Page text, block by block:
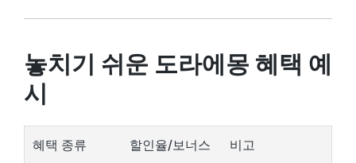
놓치기 쉬운 도라에몽 혜택 예
시
혜택 종류 할인율/보너스 비고